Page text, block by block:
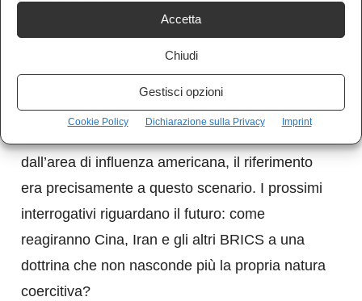
Accetta
Chiudi
Gestisci opzioni
Cookie Policy Dichiarazione sulla Privacy Imprint
“strategiche”, la Cina non può fare altro che
osservare. Degli interessi del paese colpito,
naturalmente, non si discute nemmeno.
Quando nei documenti strategici statunitensi si
dall’area di influenza americana, il riferimento
era precisamente a questo scenario. I prossimi
interrogativi riguardano il futuro: come
reagiranno Cina, Iran e gli altri BRICS a una
dottrina che non nasconde più la propria natura
coercitiva?